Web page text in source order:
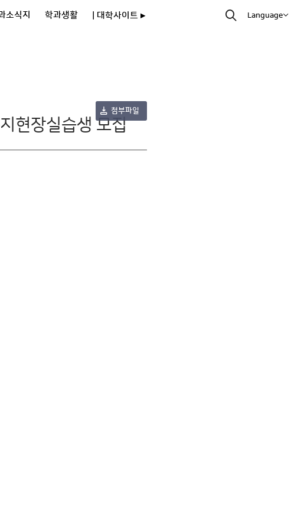
소식지 학과생활 | 대학사이트 ▸ Language
현장실습생 모집
첨부파일